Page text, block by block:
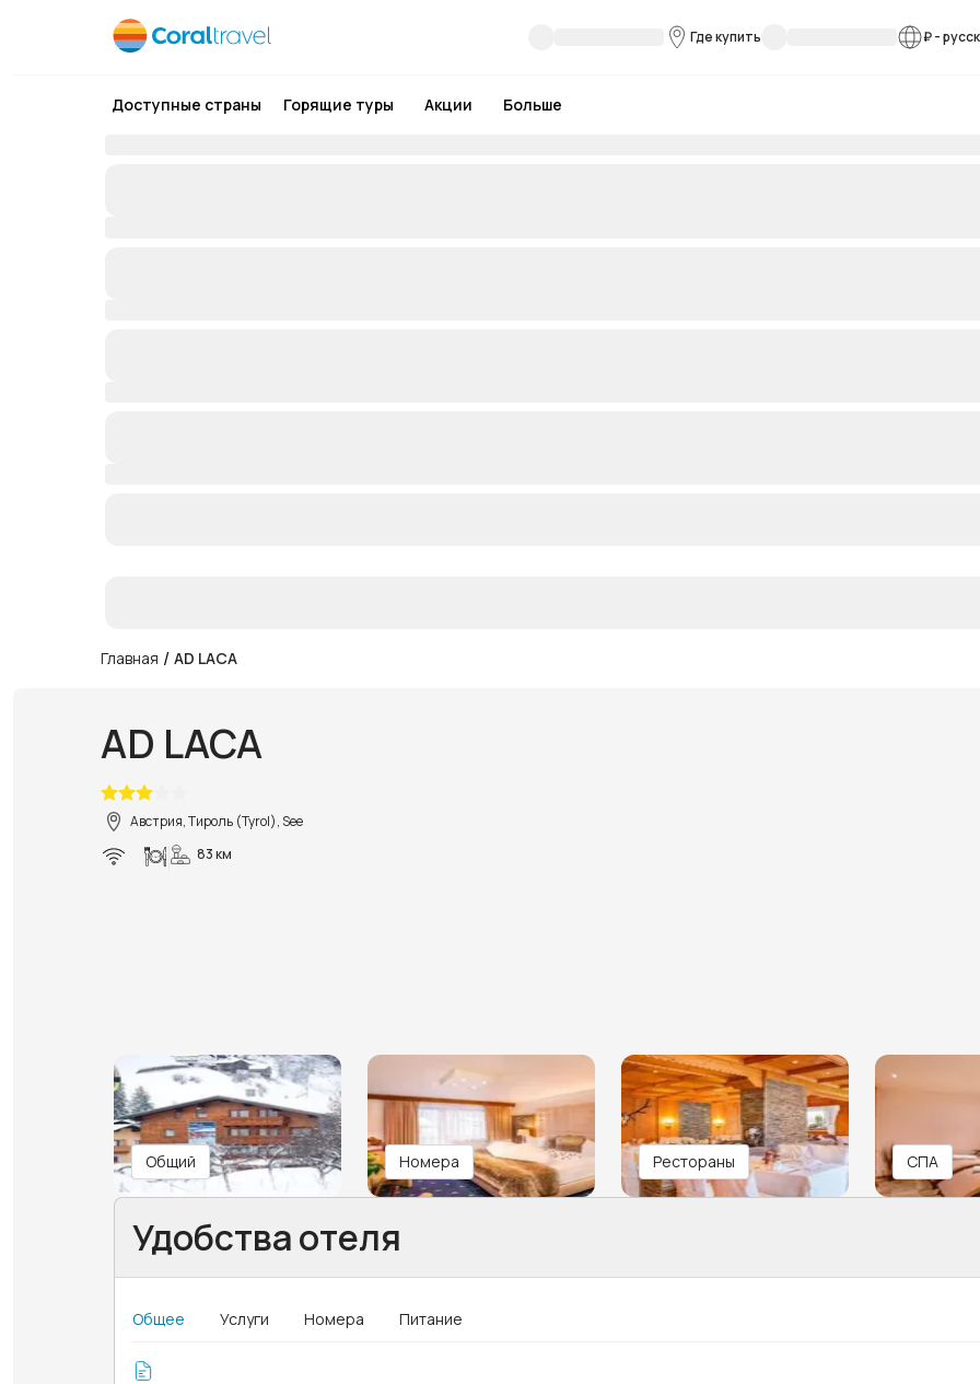
Где купить ₽-
Доступные страны Горящие туры Акции Больше
Главная / AD LACA
AD LACA
Австрия, Тироль (Tyrol), See
83 км
Общий Номера Рестораны СПА
Удобства отеля
Общее Услуги Номера Питание